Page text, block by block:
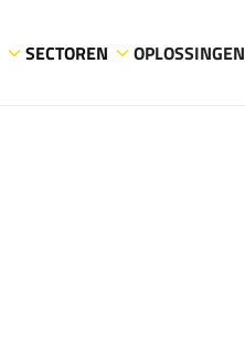
SECTOREN OPLOSSINGEN